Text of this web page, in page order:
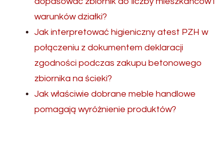
warunków działki?
Jak interpretować higieniczny atest PZH w
połączeniu z dokumentem deklaracji
zgodności podczas zakupu betonowego
zbiornika na ścieki?
Jak właściwie dobrane meble handlowe
pomagają wyróżnienie produktów?